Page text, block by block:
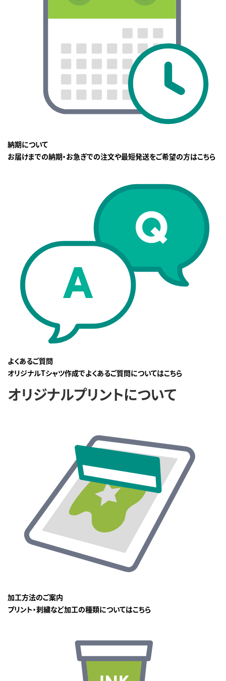
納期について
お届けまでの納期・お急ぎでの注文や最短発送をご希望の方はこちら
よくあるご質問
オリジナルTシャツ作成でよくあるご質問についてはこちら
オリジナルプリントについて
加工方法のご案内
プリント・刺繍など加工の種類についてはこちら